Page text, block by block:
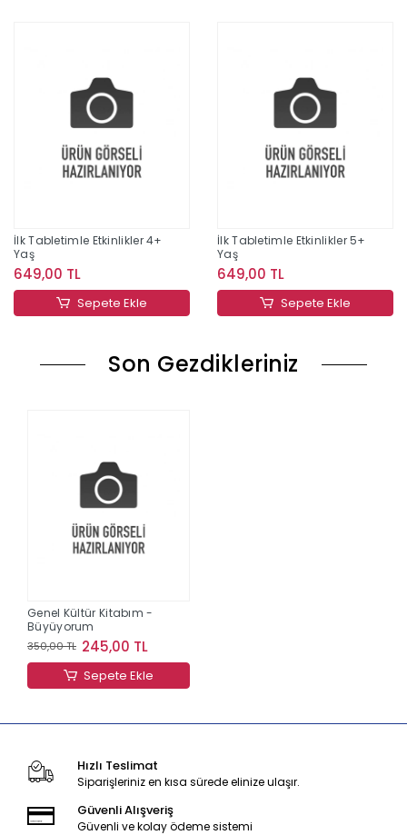
İlk Tabletimle Etkinlikler 4+
Yaş
649,00 TL
Sepete Ekle
İlk Tabletimle Etkinlikler 5+
Yaş
649,00 TL
Sepete Ekle
Son Gezdikleriniz
Genel Kültür Kitabım -
Büyüyorum
350,00 TL 245,00 TL
Sepete Ekle
Hızlı Teslimat
Siparişleriniz en kısa sürede elinize ulaşır.
Güvenli Alışveriş
Güvenli ve kolay ödeme sistemi